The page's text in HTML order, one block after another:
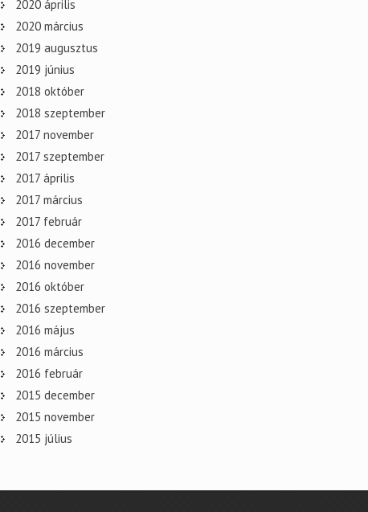
2020 április
2020 március
2019 augusztus
2019 június
2018 október
2018 szeptember
2017 november
2017 szeptember
2017 április
2017 március
2017 február
2016 december
2016 november
2016 október
2016 szeptember
2016 május
2016 március
2016 február
2015 december
2015 november
2015 július